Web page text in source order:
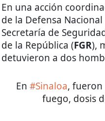
En una acción
de la Defensa Nacional
Secretaría de
de la República (FGR),
detuvieron a dos
En #Sinaloa, fueron
fuego, dosis